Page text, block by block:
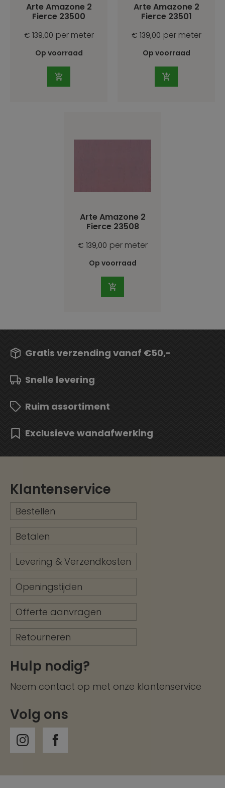
Arte Amazone 2
Fierce 23500
€ 139,00 per meter
Op voorraad
Arte Amazone 2
Fierce 23501
€ 139,00 per meter
Op voorraad
Arte Amazone 2
Fierce 23508
€ 139,00 per meter
Op voorraad
Gratis verzending vanaf €50,-
Snelle levering
Ruim assortiment
Exclusieve wandafwerking
Klantenservice
Bestellen
Betalen
Levering & Verzendkosten
Openingstijden
Offerte aanvragen
Retourneren
Hulp nodig?
Neem contact op met onze klantenservice
Volg ons